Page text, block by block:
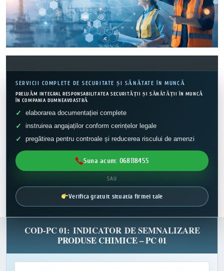
SERVICII COMPLETE DE SECURITATE ȘI SĂNĂTATE ÎN MUNCĂ
PRELUĂM INTEGRAL RESPONSABILITATEA SECURITĂȚII ȘI SĂNĂTĂȚII ÎN MUNCĂ
ÎN COMPANIA DUMNEAVOASTRĂ
elaborarea documentației complete
instruirea angajaților conform cerințelor legale
pregătirea pentru controale și reducerea riscului de amenzi
Suna acum: 068118455
SAU
Verifica gratuit situatia firmei tale
COD-PC 01: INDICATOR DE SEMNALIZARE
PRODUSE CHIMICE – PC 01